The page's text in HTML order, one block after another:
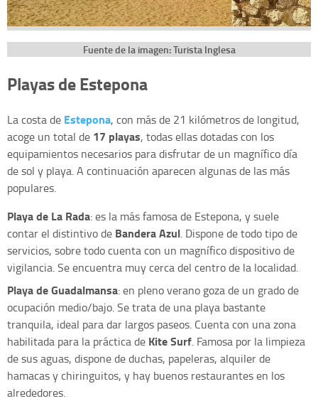
Fuente de la imagen: Turista Inglesa
Playas de Estepona
La costa de Estepona, con más de 21 kilómetros de longitud,
acoge un total de 17 playas, todas ellas dotadas con los
equipamientos necesarios para disfrutar de un magnífico día
de sol y playa. A continuación aparecen algunas de las más
populares.
Playa de La Rada: es la más famosa de Estepona, y suele
contar el distintivo de Bandera Azul. Dispone de todo tipo de
servicios, sobre todo cuenta con un magnífico dispositivo de
vigilancia. Se encuentra muy cerca del centro de la localidad.
Playa de Guadalmansa: en pleno verano goza de un grado de
ocupación medio/bajo. Se trata de una playa bastante
tranquila, ideal para dar largos paseos. Cuenta con una zona
habilitada para la práctica de Kite Surf. Famosa por la limpieza
de sus aguas, dispone de duchas, papeleras, alquiler de
hamacas y chiringuitos, y hay buenos restaurantes en los
alrededores.